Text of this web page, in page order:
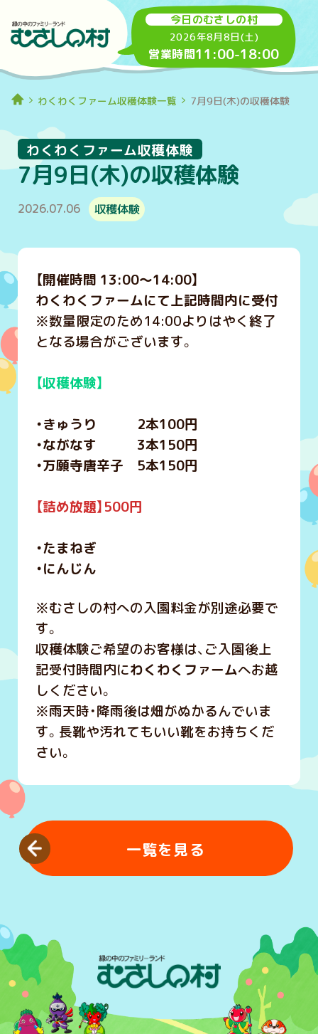
今日のむさしの村
2026年8月8日(土)
営業時間11:00-18:00
わくわくファーム収穫体験一覧 7月9日(木)の収穫体験
7月9日(木)の収穫体験
わくわくファーム収穫体験
2026.07.06 収穫体験
【開催時間 13:00～14:00】
わくわくファームにて上記時間内に受付
※数量限定のため14:00よりはやく終了
となる場合がございます。
【収穫体験】
・きゅうり 2本100円
・ながなす 3本150円
・万願寺唐辛子 5本150円
【詰め放題】500円
・たまねぎ
・にんじん
※むさしの村への入園料金が別途必要で
す。
収穫体験ご希望のお客様は、ご入園後上
記受付時間内にわくわくファームへお越
しください。
※雨天時・降雨後は畑がぬかるんでいま
す。長靴や汚れてもいい靴をお持ちくだ
さい。
一覧を見る